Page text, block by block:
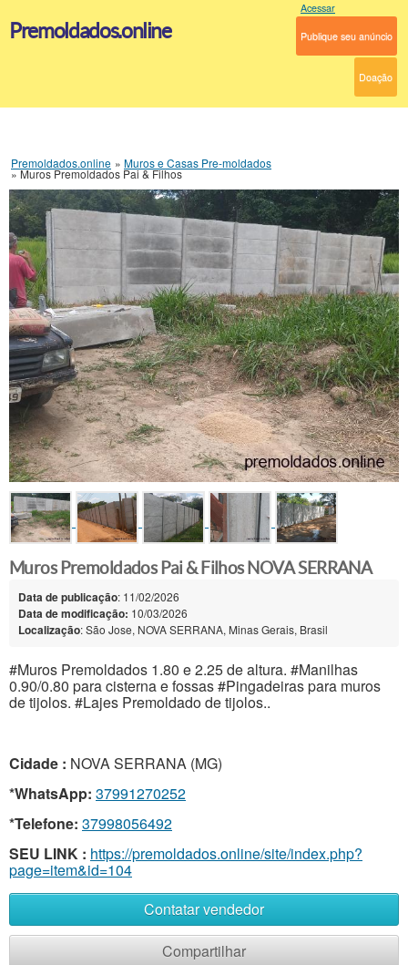
Premoldados.online
Acessar
Publique seu anúncio
Doação
Premoldados.online » Muros e Casas Pre-moldados
»Muros Premoldados Pai & Filhos
Muros Premoldados Pai & Filhos NOVA SERRANA
Data de publicação: 11/02/2026
Data de modificação: 10/03/2026
Localização: São Jose, NOVA SERRANA, Minas Gerais, Brasil
#Muros Premoldados 1.80 e 2.25 de altura. #Manilhas
0.90/0.80 para cisterna e fossas #Pingadeiras para muros
de tijolos. #Lajes Premoldado de tijolos..
Cidade : NOVA SERRANA (MG)
*WhatsApp: 37991270252
*Telefone: 37998056492
SEU LINK : https://premoldados.online/site/index.php?
page=item&id=104
Contatar vendedor
Compartilhar